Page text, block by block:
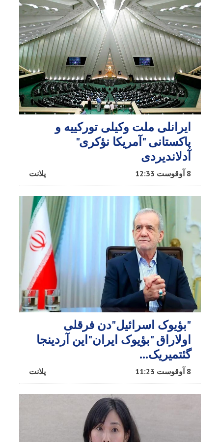
ایرانلی ملت وکیلی تورکییه و
پاکستانی "آمریکا نؤکری"
آدلاندیردی
پلانت 8 آوقوست 12:33
"بؤیوک اسرائیل"دن فرقلی
اولاراق "بؤیوک ایران"این آردینجا
گئتمیریک...
پلانت 8 آوقوست 11:23